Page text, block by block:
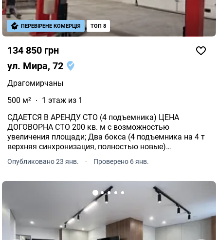
134 850 грн
ул. Мира, 72
Драгомирчаны
500 м²
1 этаж из 1
СДАЕТСЯ В АРЕНДУ СТО (4 подъемника) ЦЕНА
ДОГОВОРНА СТО 200 кв. м с возможностью
увеличения площади; Два бокса (4 подъемника на 4 т
верхняя синхронизация, полностью новые)
станция, горячая вода, душ, туалеты на территории 50
Опубликовано 23 янв. · Проверено 6 янв.
ПЕРЕВІРЕНЕ КОМЕРЦІЯ ТОП 8